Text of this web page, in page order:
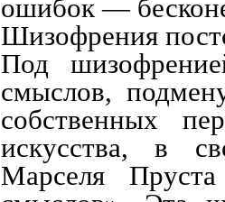
ошибок —
Шизофрения
Под
смыслов,
собственных
искусства, в
Марселя